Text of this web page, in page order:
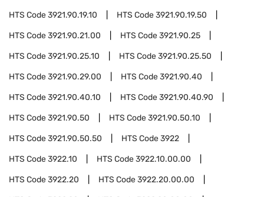
HTS Code3921.90.19.10 HTS Code3921.90.19.50
HTS Code3921.90.21.00 HTS Code3921.90.25
HTS Code3921.90.25.10 HTS Code3921.90.25.50
HTS Code3921.90.29.00 HTS Code3921.90.40
HTS Code3921.90.40.10 HTS Code3921.90.40.90
HTS Code3921.90.50 HTS Code3921.90.50.10
HTS Code3921.90.50.50 HTS Code3922
HTS Code3922.10 HTS Code3922.10.00.00
HTS Code3922.20 HTS Code3922.20.00.00